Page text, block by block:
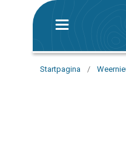
Startpagina /